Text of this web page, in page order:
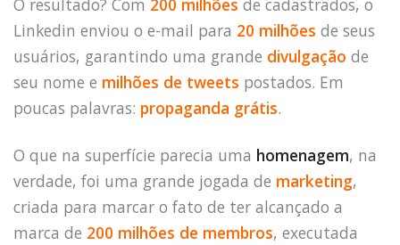
HOME
TECH
BLOG
DEPOIMENTOS
O resultado? Com 200 milhões de cadastrados, o
Linkedin enviou o e-mail para 20 milhões de seus
usuários, garantindo uma grande divulgação de
seu nome e milhões de tweets postados. Em
poucas palavras: propaganda grátis.
O que na superfície parecia uma homenagem, na
verdade, foi uma grande jogada de marketing,
criada para marcar o fato de ter alcançado a
marca de 200 milhões de membros, executada